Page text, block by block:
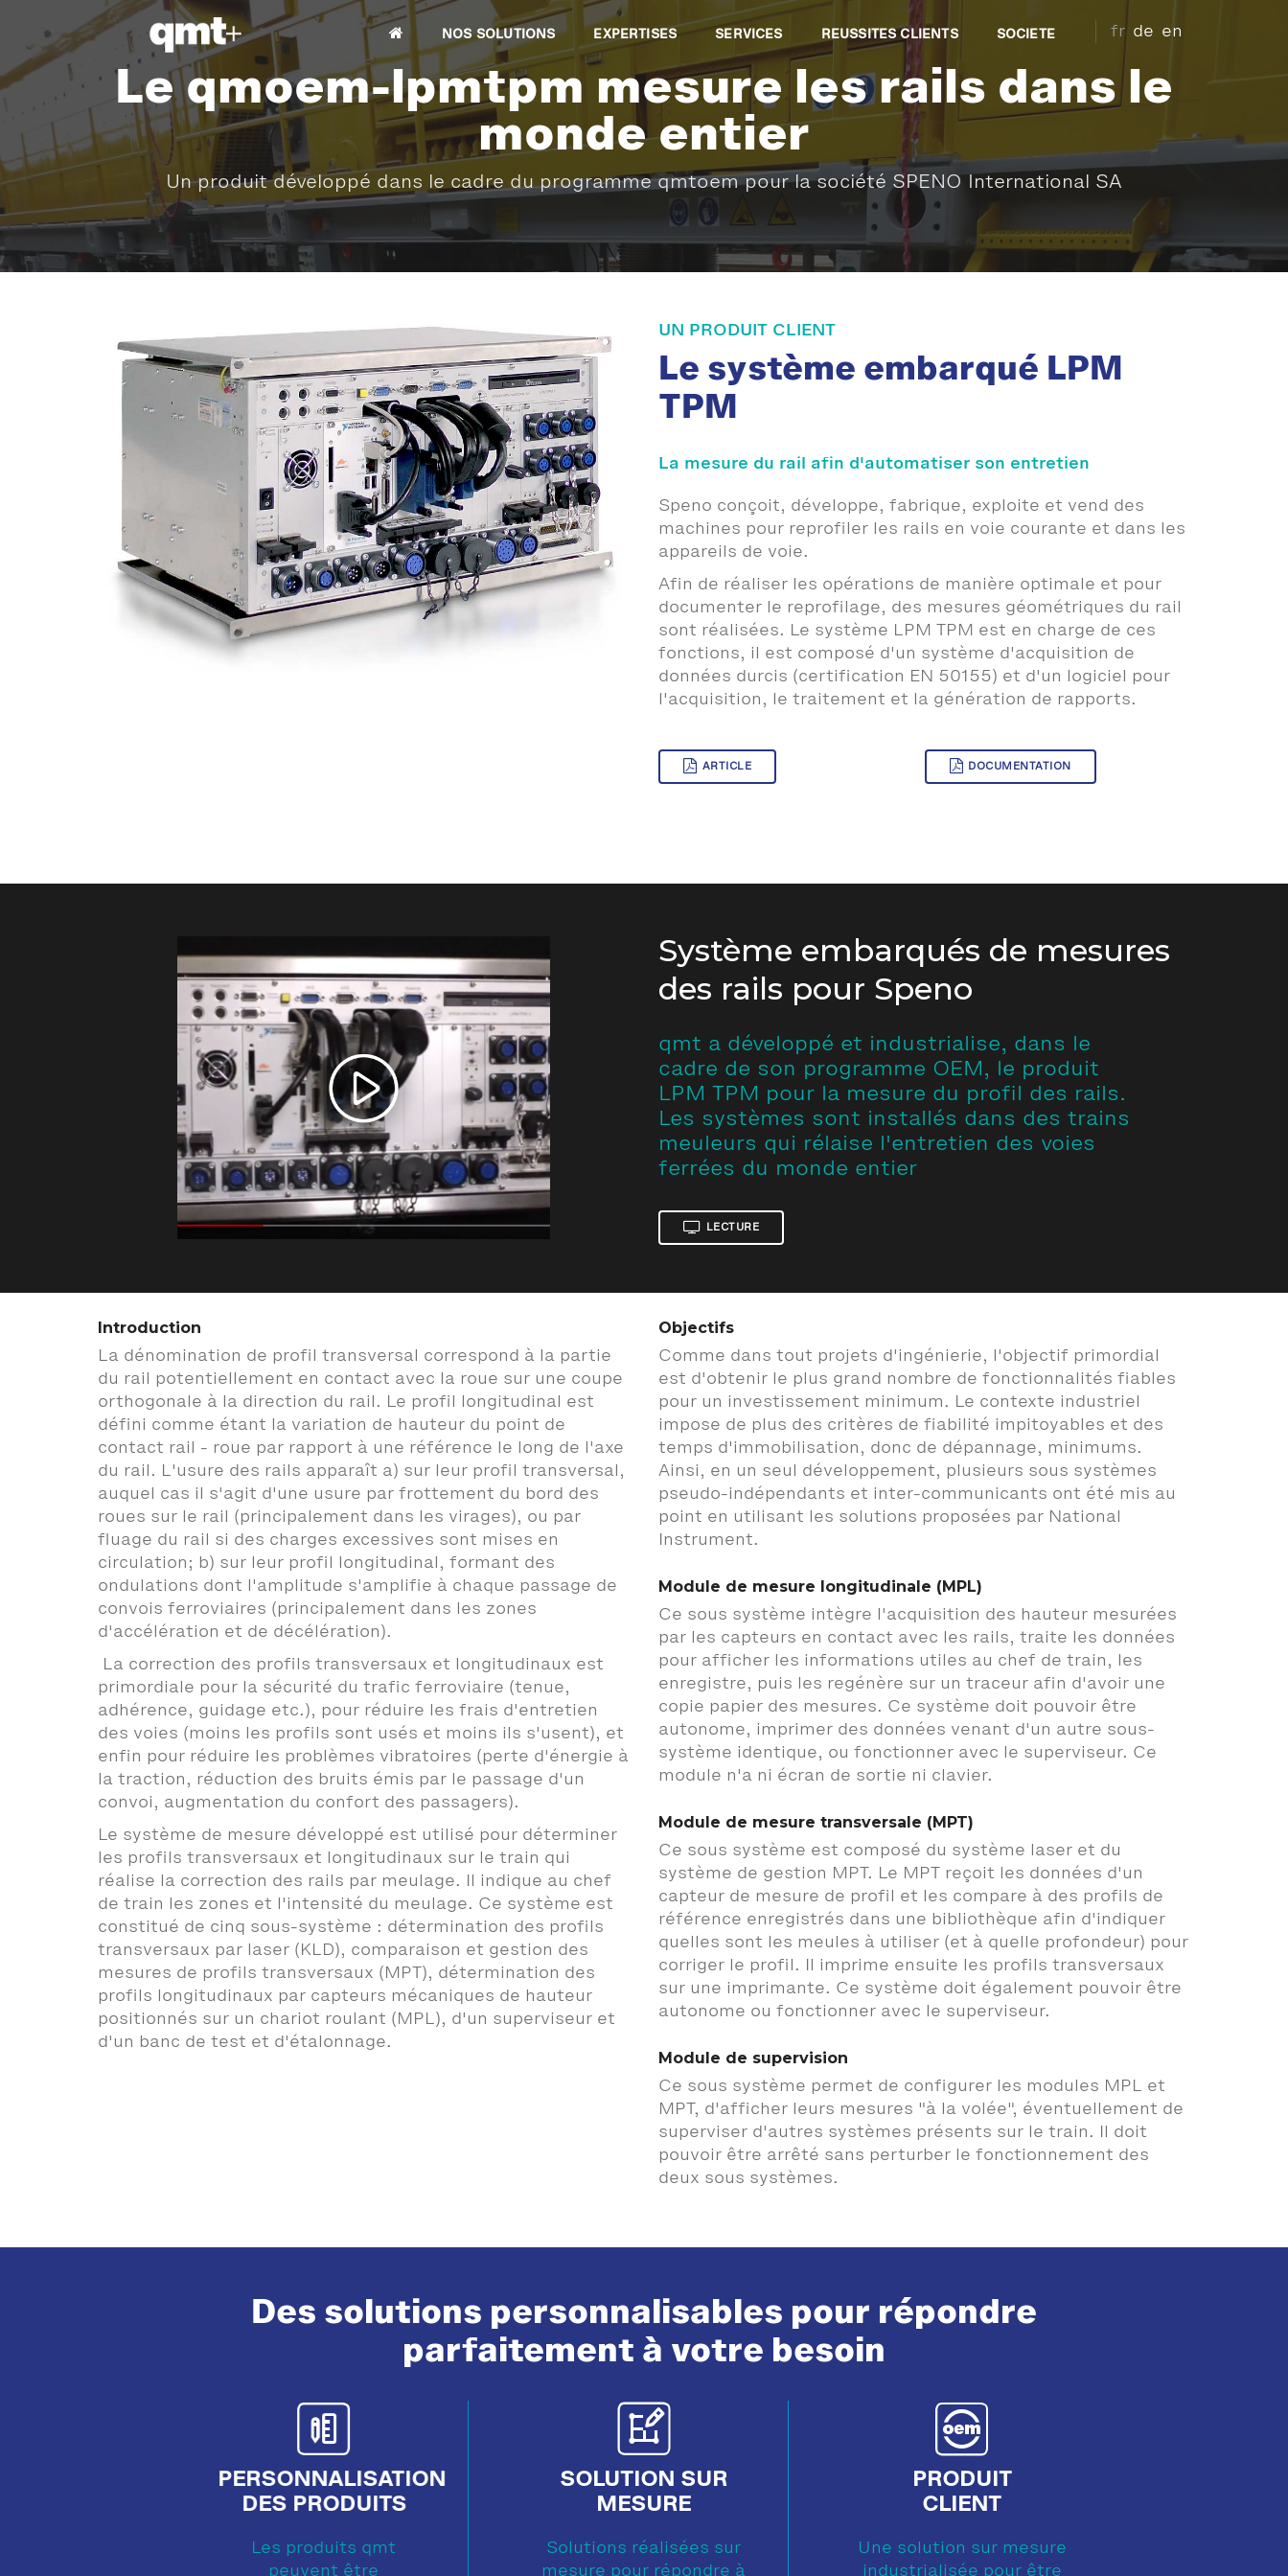
NOS SOLUTIONS EXPERTISES SERVICES REUSSITES CLIENTS SOCIETE fr de en
Le qmoem-lpmtpm mesure les rails dans le
monde entier
Un produit développé dans le cadre du programme qmtoem pour la société SPENO International SA
UN PRODUIT CLIENT
Le système embarqué LPM
TPM
La mesure du rail afin d'automatiser son entretien
Speno conçoit, développe, fabrique, exploite et vend des
machines pour reprofiler les rails en voie courante et dans les
appareils de voie.
Afin de réaliser les opérations de manière optimale et pour
documenter le reprofilage, des mesures géométriques du rail
sont réalisées. Le système LPM TPM est en charge de ces
fonctions, il est composé d'un système d'acquisition de
données durcis (certification EN 50155) et d'un logiciel pour
l'acquisition, le traitement et la génération de rapports.
ARTICLE DOCUMENTATION
Système embarqués de mesures
des rails pour Speno
qmt a développé et industrialise, dans le
cadre de son programme OEM, le produit
LPM TPM pour la mesure du profil des rails.
Les systèmes sont installés dans des trains
meuleurs qui rélaise l'entretien des voies
ferrées du monde entier
LECTURE
Introduction
La dénomination de profil transversal correspond à la partie
du rail potentiellement en contact avec la roue sur une coupe
orthogonale à la direction du rail. Le profil longitudinal est
défini comme étant la variation de hauteur du point de
contact rail - roue par rapport à une référence le long de l'axe
du rail. L'usure des rails apparaît a) sur leur profil transversal,
auquel cas il s'agit d'une usure par frottement du bord des
roues sur le rail (principalement dans les virages), ou par
fluage du rail si des charges excessives sont mises en
circulation; b) sur leur profil longitudinal, formant des
ondulations dont l'amplitude s'amplifie à chaque passage de
convois ferroviaires (principalement dans les zones
d'accélération et de décélération).
La correction des profils transversaux et longitudinaux est
primordiale pour la sécurité du trafic ferroviaire (tenue,
adhérence, guidage etc.), pour réduire les frais d'entretien
des voies (moins les profils sont usés et moins ils s'usent), et
enfin pour réduire les problèmes vibratoires (perte d'énergie à
la traction, réduction des bruits émis par le passage d'un
convoi, augmentation du confort des passagers).
Le système de mesure développé est utilisé pour déterminer
les profils transversaux et longitudinaux sur le train qui
réalise la correction des rails par meulage. Il indique au chef
de train les zones et l'intensité du meulage. Ce système est
constitué de cinq sous-système : détermination des profils
transversaux par laser (KLD), comparaison et gestion des
mesures de profils transversaux (MPT), détermination des
profils longitudinaux par capteurs mécaniques de hauteur
positionnés sur un chariot roulant (MPL), d'un superviseur et
d'un banc de test et d'étalonnage.
Objectifs
Comme dans tout projets d'ingénierie, l'objectif primordial
est d'obtenir le plus grand nombre de fonctionnalités fiables
pour un investissement minimum. Le contexte industriel
impose de plus des critères de fiabilité impitoyables et des
temps d'immobilisation, donc de dépannage, minimums.
Ainsi, en un seul développement, plusieurs sous systèmes
pseudo-indépendants et inter-communicants ont été mis au
point en utilisant les solutions proposées par National
Instrument.
Module de mesure longitudinale (MPL)
Ce sous système intègre l'acquisition des hauteur mesurées
par les capteurs en contact avec les rails, traite les données
pour afficher les informations utiles au chef de train, les
enregistre, puis les regénère sur un traceur afin d'avoir une
copie papier des mesures. Ce système doit pouvoir être
autonome, imprimer des données venant d'un autre sous-
système identique, ou fonctionner avec le superviseur. Ce
module n'a ni écran de sortie ni clavier.
Module de mesure transversale (MPT)
Ce sous système est composé du système laser et du
système de gestion MPT. Le MPT reçoit les données d'un
capteur de mesure de profil et les compare à des profils de
référence enregistrés dans une bibliothèque afin d'indiquer
quelles sont les meules à utiliser (et à quelle profondeur) pour
corriger le profil. Il imprime ensuite les profils transversaux
sur une imprimante. Ce système doit également pouvoir être
autonome ou fonctionner avec le superviseur.
Module de supervision
Ce sous système permet de configurer les modules MPL et
MPT, d'afficher leurs mesures "à la volée", éventuellement de
superviser d'autres systèmes présents sur le train. Il doit
pouvoir être arrêté sans perturber le fonctionnement des
deux sous systèmes.
Des solutions personnalisables pour répondre
parfaitement à votre besoin
PERSONNALISATION
DES PRODUITS
Les produits qmt
peuvent être
SOLUTION SUR
MESURE
Solutions réalisées sur
mesure pour répondre à
PRODUIT
CLIENT
Une solution sur mesure
industrialisée pour être